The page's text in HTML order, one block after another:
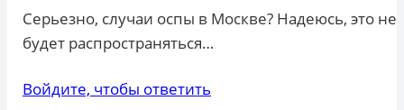
Серьезно, случаи оспы в Москве? Надеюсь, это не
будет распространяться…
Войдите, чтобы ответить